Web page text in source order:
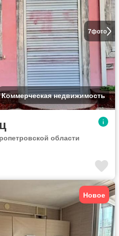
7фото
Коммерческая недвижимость
области
Новое